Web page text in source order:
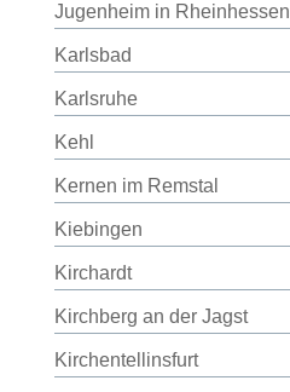
Jugenheim in Rheinhessen
Karlsbad
Karlsruhe
Kehl
Kernen im Remstal
Kiebingen
Kirchardt
Kirchberg an der Jagst
Kirchentellinsfurt